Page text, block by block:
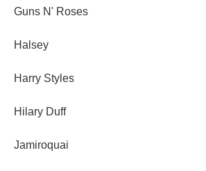
Guns N' Roses
Halsey
Harry Styles
Hilary Duff
Jamiroquai